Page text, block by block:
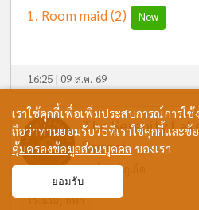
Room maid(2) New
16:25 | 09 ส.ค. 69
The Serenity
Resort
กะทู้ กะทู้ ภูเก็ต
โรงแรม, ที่พัก
เราใช้คุกกี้เพื่อเพิ่มประสบการณ์การใ
ถือว่าท่านยอมรับวิธีที่เราใช้คุกกี้และ
คุ้มครองข้อมูลส่วนบุคคล ของเรา
ยอมรับ